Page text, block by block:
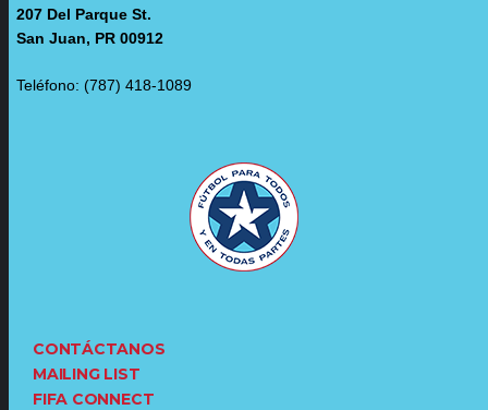
207 Del Parque St.
San Juan, PR 00912
Teléfono: (787) 418-1089
CONTÁCTANOS
MAILING LIST
FIFA CONNECT